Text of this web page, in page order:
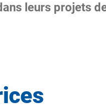
leurs projets